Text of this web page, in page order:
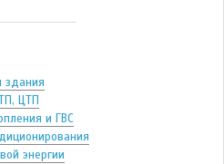
здания
ЦТП
и ГВС
энергии